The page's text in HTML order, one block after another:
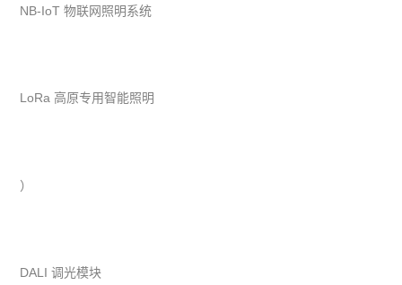
NB-IoT 物联网照明系统
LoRa 高原专用智能照明
）
DALI 调光模块